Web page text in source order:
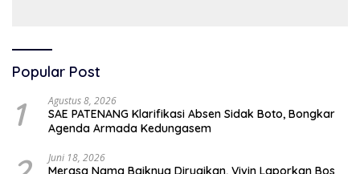
bangsa dan menjaga
demokrasi Indonesia.
Popular Post
1 Agustus 8, 2026
SAE PATENANG Klarifikasi Absen Sidak Boto, Bongkar
Agenda Armada Kedungasem
Juni 18, 2026